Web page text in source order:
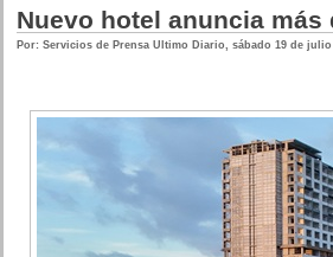
Nuevo hotel anuncia
Por: Servicios de Prensa Ultimo Diario, sábado 19 de julio